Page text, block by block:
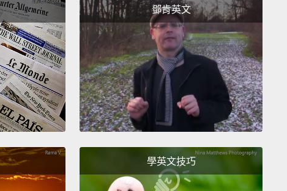
我的點子。要不要來拍呢？
鄧肯英文
學英文技巧